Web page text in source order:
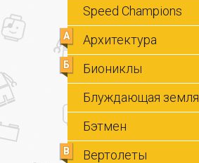
Speed Champions
А Архитектура
Б
Биониклы
Блуждающая земля
Бэтмен
В
Вертолеты